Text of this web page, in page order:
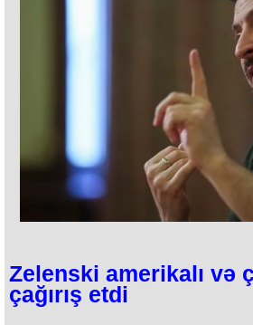
Zelenski amerikalı və
çağırış etdi